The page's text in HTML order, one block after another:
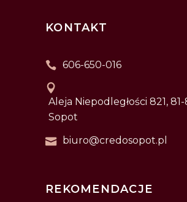
KONTAKT
606-650-016
Aleja Niepodległości 821, 81-
Sopot
biuro@credosopot.pl
REKOMENDACJE